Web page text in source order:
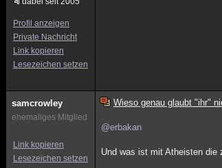
Profil anzeigen
Private Nachricht
Link kopieren
Lesezeichen setzen
samcrowley
ehemaliges Mitglied
Link kopieren
Lesezeichen setzen
Wieso genau glaubt "ihr"
@erbakan
Und was ist mit Atheisten die